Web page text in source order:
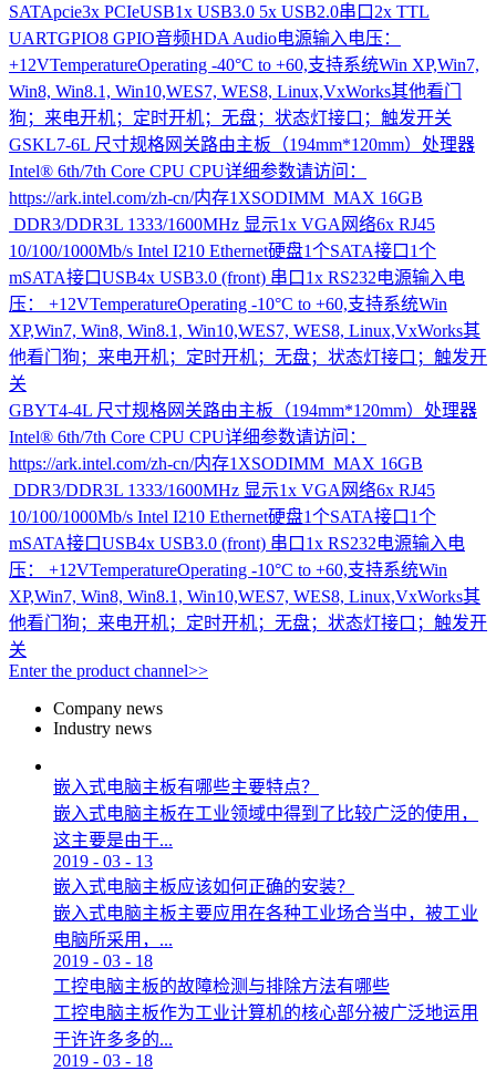
SATApcie3x PCIeUSB1x USB3.0 5x USB2.0串口2x TTL
UARTGPIO8 GPIO音频HDA Audio电源输入电压：
+12VTemperatureOperating -40°C to +60,支持系统Win XP,Win7,
Win8, Win8.1, Win10,WES7, WES8, Linux,VxWorks其他看门
狗；来电开机；定时开机；无盘；状态灯接口；触发开关
GSKL7-6L 尺寸规格网关路由主板（194mm*120mm）处理器
Intel® 6th/7th Core CPU CPU详细参数请访问：
https://ark.intel.com/zh-cn/内存1XSODIMM MAX 16GB
DDR3/DDR3L 1333/1600MHz 显示1x VGA网络6x RJ45
10/100/1000Mb/s Intel I210 Ethernet硬盘1个SATA接口1个
mSATA接口USB4x USB3.0 (front) 串口1x RS232电源输入电
压： +12VTemperatureOperating -10°C to +60,支持系统Win
XP,Win7, Win8, Win8.1, Win10,WES7, WES8, Linux,VxWorks其
他看门狗；来电开机；定时开机；无盘；状态灯接口；触发开
关
GBYT4-4L 尺寸规格网关路由主板（194mm*120mm）处理器
Intel® 6th/7th Core CPU CPU详细参数请访问：
https://ark.intel.com/zh-cn/内存1XSODIMM MAX 16GB
DDR3/DDR3L 1333/1600MHz 显示1x VGA网络6x RJ45
10/100/1000Mb/s Intel I210 Ethernet硬盘1个SATA接口1个
mSATA接口USB4x USB3.0 (front) 串口1x RS232电源输入电
压： +12VTemperatureOperating -10°C to +60,支持系统Win
XP,Win7, Win8, Win8.1, Win10,WES7, WES8, Linux,VxWorks其
他看门狗；来电开机；定时开机；无盘；状态灯接口；触发开
关
Enter the product channel>>
Company news
Industry news
嵌入式电脑主板有哪些主要特点？
嵌入式电脑主板在工业领域中得到了比较广泛的使用，
这主要是由于...
2019 - 03 - 13
嵌入式电脑主板应该如何正确的安装？
嵌入式电脑主板主要应用在各种工业场合当中，被工业
电脑所采用，...
2019 - 03 - 18
工控电脑主板的故障检测与排除方法有哪些
工控电脑主板作为工业计算机的核心部分被广泛地运用
于许许多多的...
2019 - 03 - 18